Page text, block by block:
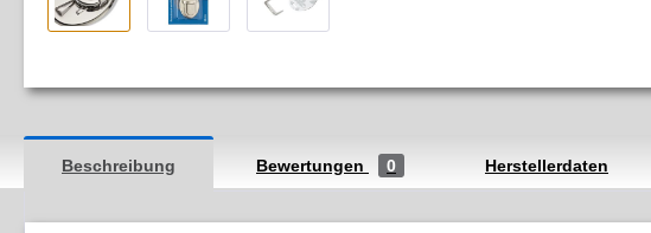
Beschreibung Bewertungen 0 Herstellerdaten